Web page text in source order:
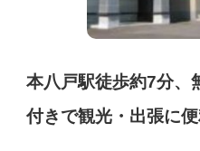
本八戸駅徒歩約7分、
付きで観光・出張に便